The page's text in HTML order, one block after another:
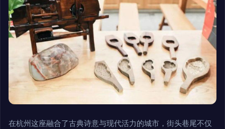
在杭州这座融合了古典诗意与现代活力的城市，街头巷尾不仅